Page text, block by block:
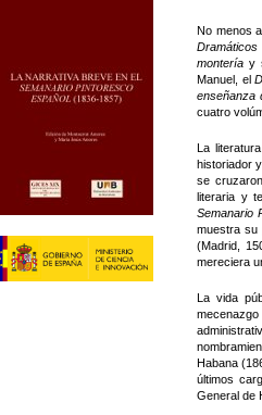
No menos
montería y
Manuel, el
enseñanza
cuatro
La
historiador
se
literaria y
Semanario
muestra su
(Madrid,
mereciera
La vida
Habana
últimos
General de